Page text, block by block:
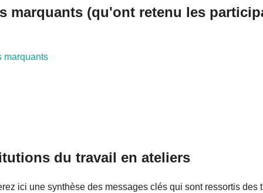
marquants (qu'ont retenu les
marquants
du travail en ateliers
ici une synthèse des messages clés qui sont ressortis des